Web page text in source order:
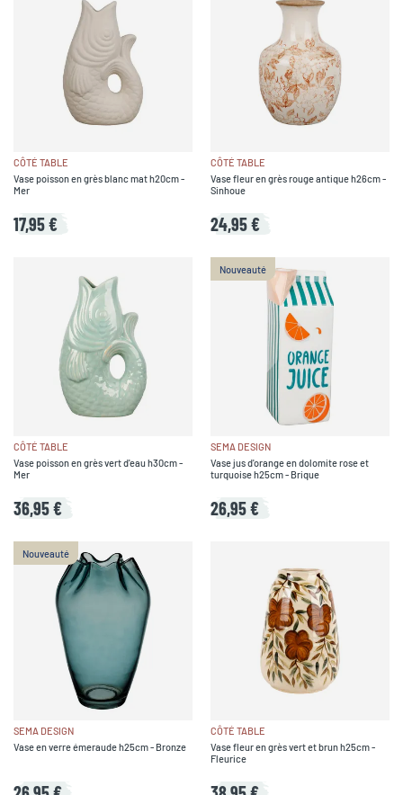
CÔTÉ TABLE
Vase poisson en grès blanc mat h20cm -
Mer
17,95 €
CÔTÉ TABLE
Vase fleur en grès rouge antique h26cm -
Sinhoue
24,95 €
CÔTÉ TABLE
Vase poisson en grès vert d'eau h30cm -
Mer
36,95 €
Nouveauté
SEMA DESIGN
Vase jus d'orange en dolomite rose et
turquoise h25cm - Brique
26,95 €
Nouveauté
SEMA DESIGN
Vase en verre émeraude h25cm - Bronze
CÔTÉ TABLE
Vase fleur en grès vert et brun h25cm -
Fleurice